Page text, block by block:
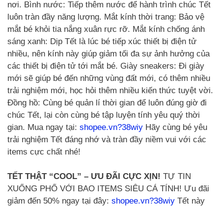
nơi. Bình nước: Tiếp thêm nước để hành trình chúc Tết
luôn tràn đầy năng lượng. Mắt kính thời trang: Bảo vệ
mắt bé khỏi tia nắng xuân rực rỡ. Mắt kính chống ánh
sáng xanh: Dịp Tết là lúc bé tiếp xúc thiết bị điện tử
nhiều, nên kính này giúp giảm tối đa sự ảnh hưởng của
các thiết bị điện tử tới mắt bé. Giày sneakers: Đi giày
mới sẽ giúp bé đến những vùng đất mới, có thêm nhiều
trải nghiệm mới, học hỏi thêm nhiều kiến thức tuyệt vời.
Đồng hồ: Cùng bé quản lí thời gian để luôn đúng giờ đi
chúc Tết, lại còn cùng bé tập luyện tính yêu quý thời
gian. Mua ngay tại: shopee.vn?38wiy Hãy cùng bé yêu
trải nghiệm Tết đáng nhớ và tràn đầy niềm vui với các
items cực chất nhé!
TẾT THẬT “COOL” – ƯU ĐÃI CỰC XỊN! TỰ TIN
XUỐNG PHỐ VỚI BAO ITEMS SIÊU CÁ TÍNH! Ưu đãi
giảm đến 50% ngay tại đây: shopee.vn?38wiy Tết này